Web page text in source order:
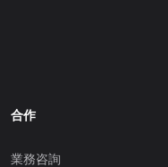
合作
業務咨詢